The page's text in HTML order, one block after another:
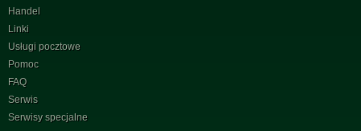
Handel
Linki
Usługi pocztowe
Pomoc
FAQ
Serwis
Serwisy specjalne